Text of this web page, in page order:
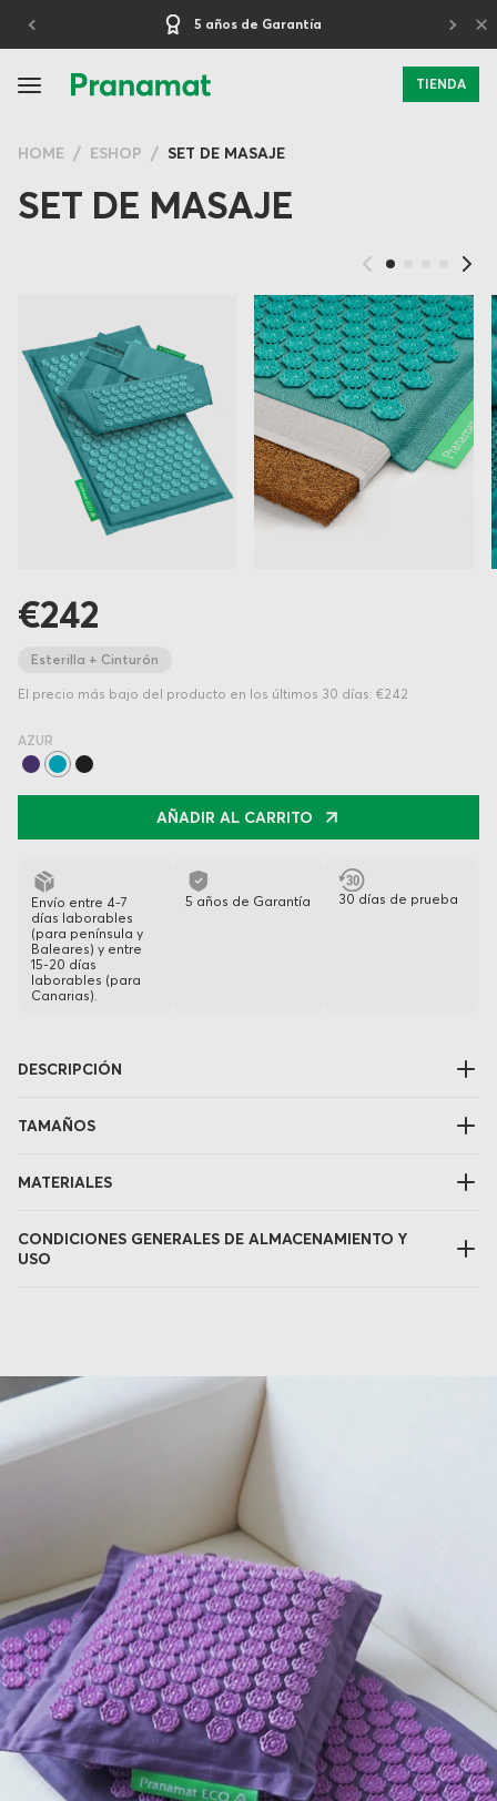
5 años de Garantía ×
TIENDA
HOME ESHOP SET DE MASAJE
SET DE MASAJE
€242
Esterilla + Cinturón
El precio más bajo del producto en los últimos 30 días: €242
AZUR
AÑADIR AL CARRITO
Envío entre 4-7
días laborables
(para península y
Baleares) y entre
15-20 días
laborables (para
Canarias).
5 años de Garantía 30 días de prueba
DESCRIPCIÓN
TAMAÑOS
MATERIALES
CONDICIONES GENERALES DE ALMACENAMIENTO Y
USO